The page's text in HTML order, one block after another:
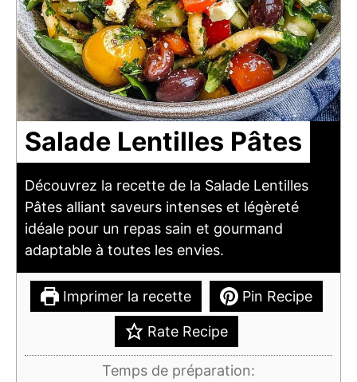
Salade Lentilles Pâtes
Découvrez la recette de la Salade Lentilles
Pâtes alliant saveurs intenses et légèreté
idéale pour un repas sain et gourmand
adaptable à toutes les envies.
Imprimer la recette Pin Recipe
Rate Recipe
Temps de préparation: